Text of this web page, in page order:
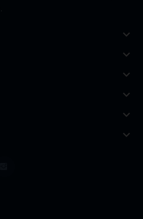
keyboard_arrow_down
keyboard_arrow_down
keyboard_arrow_down
keyboard_arrow_down
keyboard_arrow_down
keyboard_arrow_down